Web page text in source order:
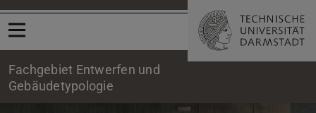
Menü öffnen
Fachgebiet Entwerfen und
Gebäudetypologie